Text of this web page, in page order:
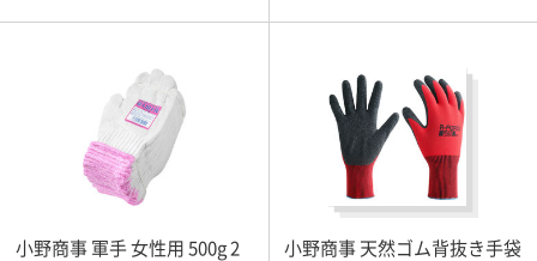
小野商事 軍手 女性用 500g 2
小野商事 天然ゴム背抜き手袋